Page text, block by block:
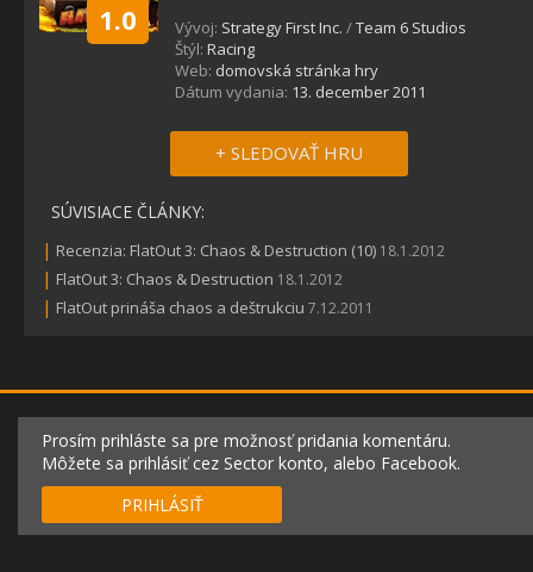
1.0 Vývoj: Strategy First Inc. /Team 6 Studios
Štýl: Racing
Web: domovská stránka hry
Dátum vydania: 13. december 2011
+ SLEDOVAŤ HRU
SÚVISIACE ČLÁNKY:
| Recenzia: FlatOut 3: Chaos & Destruction (10) 18.1.2012
| FlatOut 3: Chaos & Destruction 18.1.2012
| FlatOut prináša chaos a deštrukciu 7.12.2011
Prosím prihláste sa pre možnosť pridania komentáru.
Môžete sa prihlásiť cez Sector konto, alebo Facebook.
PRIHLÁSIŤ